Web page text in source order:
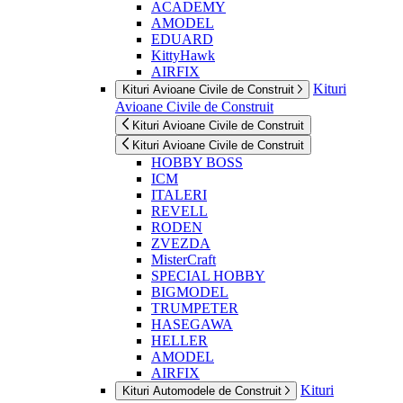
ACADEMY
AMODEL
EDUARD
KittyHawk
AIRFIX
Kituri Avioane Civile de Construit
Kituri
Avioane Civile de Construit
Kituri Avioane Civile de Construit
Kituri Avioane Civile de Construit
HOBBY BOSS
ICM
ITALERI
REVELL
RODEN
ZVEZDA
MisterCraft
SPECIAL HOBBY
BIGMODEL
TRUMPETER
HASEGAWA
HELLER
AMODEL
AIRFIX
Kituri Automodele de Construit
Kituri